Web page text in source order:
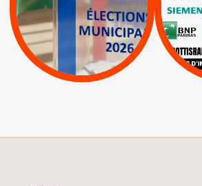
Espaces Sans
Apartheid
| Lettres d'interpellation